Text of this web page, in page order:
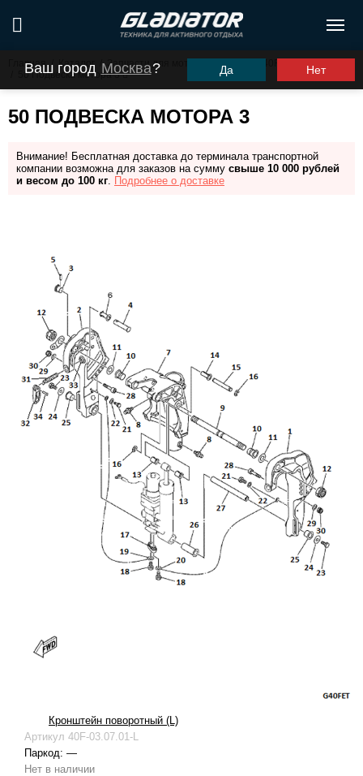
Ваш город Москва? Да Нет
Главная / Каталог Запчасти для моторов ПЛМ
G40FHS (G40FES)
50 Подвеска мотора 3
50 ПОДВЕСКА МОТОРА 3
Внимание! Бесплатная доставка до терминала транспортной
компании возможна для заказов на сумму свыше 10 000 рублей
и весом до 100 кг. Подробнее о доставке
Кронштейн поворотный (L)
Артикул 40F-03.07.01-L
Паркод: —
Нет в наличии